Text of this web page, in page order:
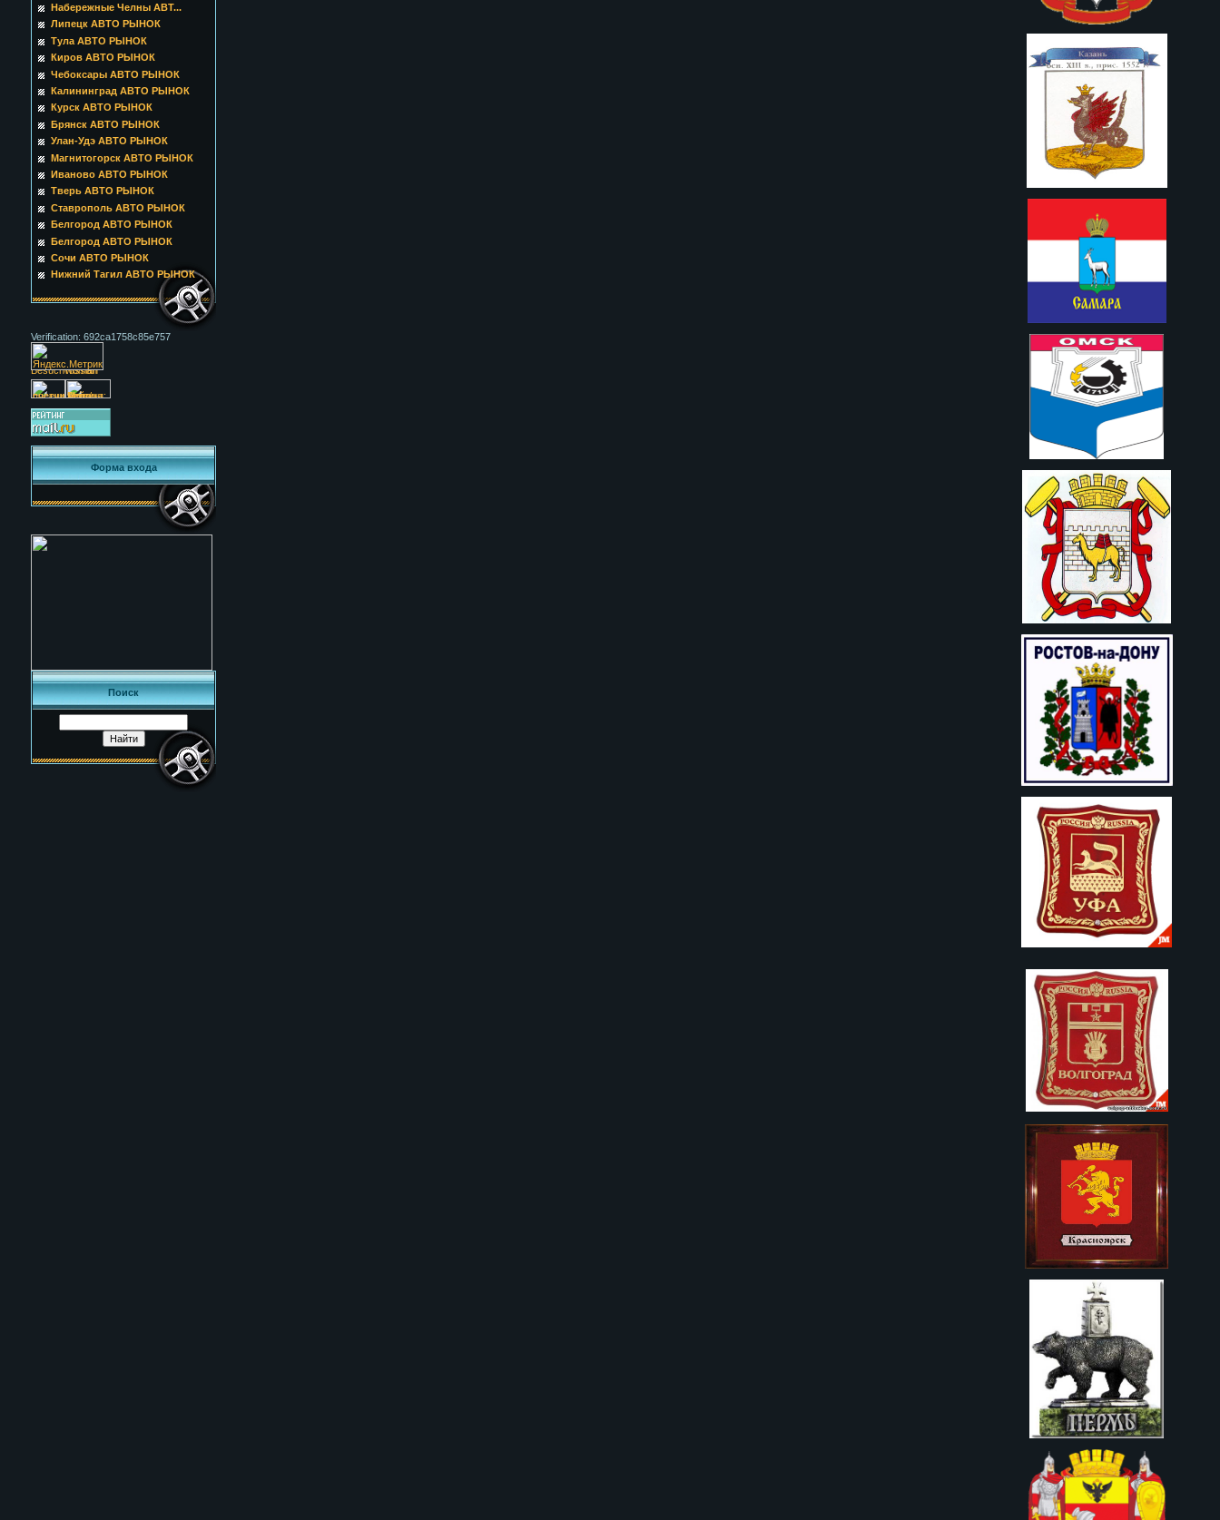
Набережные Челны АВТ...
Липецк АВТО РЫНОК
Тула АВТО РЫНОК
Киров АВТО РЫНОК
Чебоксары АВТО РЫНОК
Калининград АВТО РЫНОК
Курск АВТО РЫНОК
Брянск АВТО РЫНОК
Улан-Удэ АВТО РЫНОК
Магнитогорск АВТО РЫНОК
Иваново АВТО РЫНОК
Тверь АВТО РЫНОК
Ставрополь АВТО РЫНОК
Белгород АВТО РЫНОК
Белгород АВТО РЫНОК
Сочи АВТО РЫНОК
Нижний Тагил АВТО РЫНОК
Verification: 692ca1758c85e757
Форма входа
Поиск